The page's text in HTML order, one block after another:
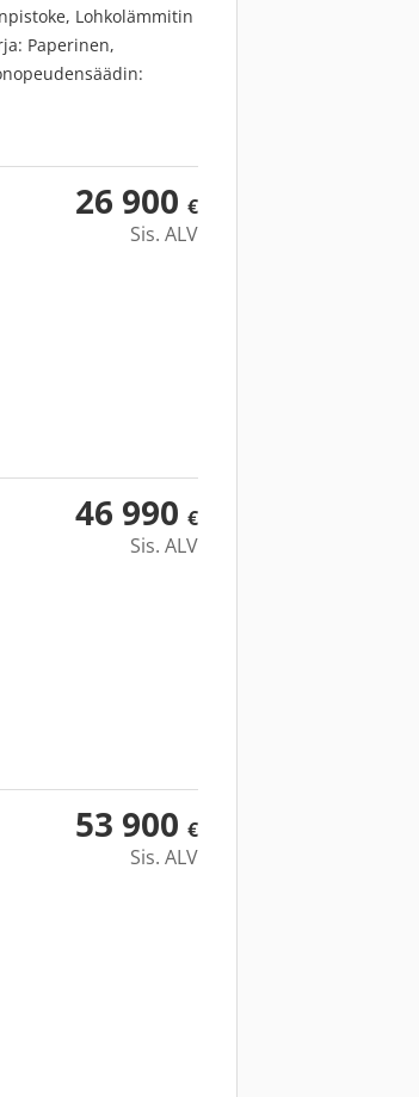
Lohkolämmitin
Paperinen,
Sumuvalot,
26 900 €
Sis. ALV
46 990 €
Sis. ALV
53 900 €
Sis. ALV